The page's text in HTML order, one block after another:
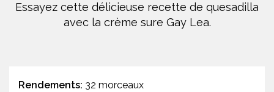
Essayez cette délicieuse recette de quesadilla
avec la crème sure Gay Lea.
Rendements: 32 morceaux